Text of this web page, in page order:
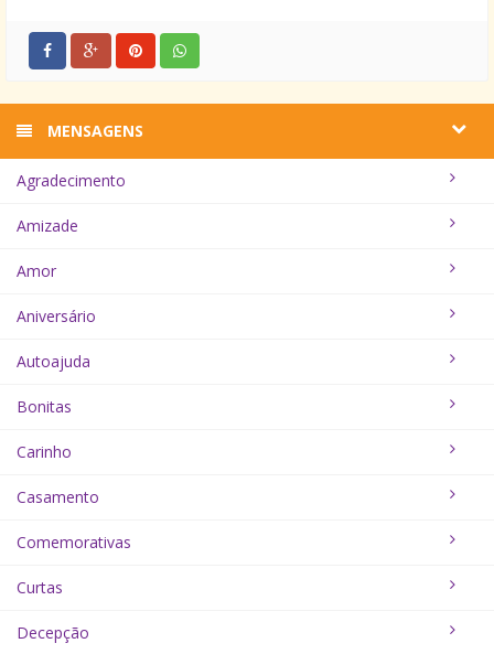
MENSAGENS
Agradecimento
Amizade
Amor
Aniversário
Autoajuda
Bonitas
Carinho
Casamento
Comemorativas
Curtas
Decepção